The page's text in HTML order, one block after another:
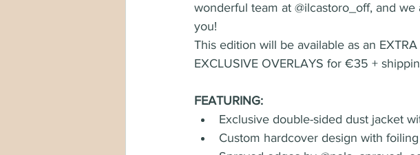
wonderful team at @ilcastoro_off, and
you!
This edition will be available as an
EXCLUSIVE OVERLAYS for €35 +
FEATURING:
Exclusive double-sided dust jacket
Custom hardcover design with